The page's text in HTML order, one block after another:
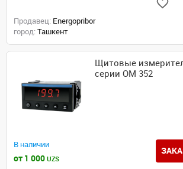
Продавец: Energopribor
город: Ташкент
Щитовые
серии OM 352
В наличии
от 1 000 UZS